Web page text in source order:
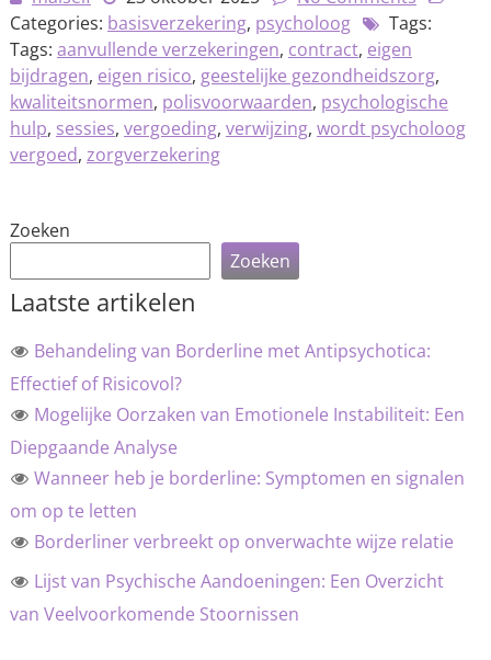
Categories: basisverzekering, psycholoog
Tags:
Tags: aanvullende verzekeringen, contract, eigen
bijdragen, eigen risico, geestelijke gezondheidszorg,
kwaliteitsnormen, polisvoorwaarden, psychologische
hulp, sessies, vergoeding, verwijzing, wordt psycholoog
vergoed, zorgverzekering
Zoeken
Zoeken
Laatste artikelen
Behandeling van Borderline met Antipsychotica:
Effectief of Risicovol?
Mogelijke Oorzaken van Emotionele Instabiliteit: Een
Diepgaande Analyse
Wanneer heb je borderline: Symptomen en signalen
om op te letten
Borderliner verbreekt op onverwachte wijze relatie
Lijst van Psychische Aandoeningen: Een Overzicht
van Veelvoorkomende Stoornissen